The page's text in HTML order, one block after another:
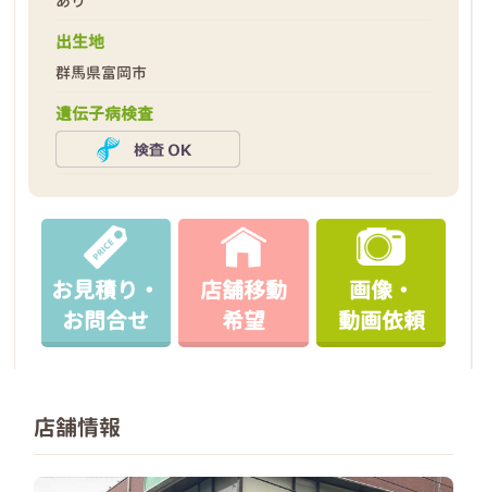
出生地
群馬県富岡市
遺伝子病検査
お見積り・
お問合せ
店舗移動
希望
画像・
動画依頼
店舗情報